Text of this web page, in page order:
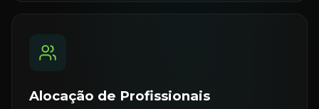
Alocação de Profissionais